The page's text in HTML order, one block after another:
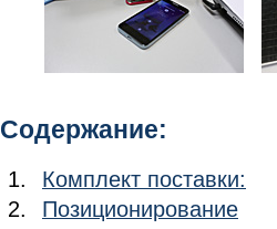
Содержание:
Комплект поставки:
Позиционирование